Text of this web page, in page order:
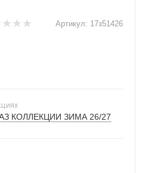
Артикул: 17з51426
КОЛЛЕКЦИИ ЗИМА 26/27